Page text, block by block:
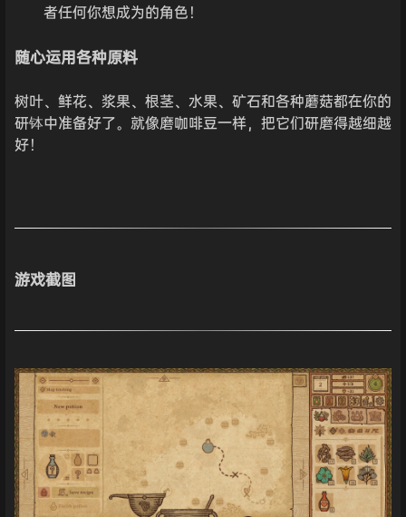
者任何你想成为的角色！
随心运用各种原料
树叶、鲜花、浆果、根茎、水果、矿石和各种蘑菇都在你的
研钵中准备好了。就像磨咖啡豆一样，把它们研磨得越细越
好！
游戏截图